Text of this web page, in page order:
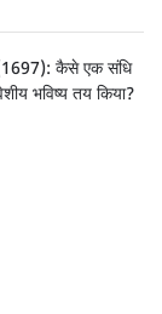
कैसे एक संधि
भविष्य तय किया?